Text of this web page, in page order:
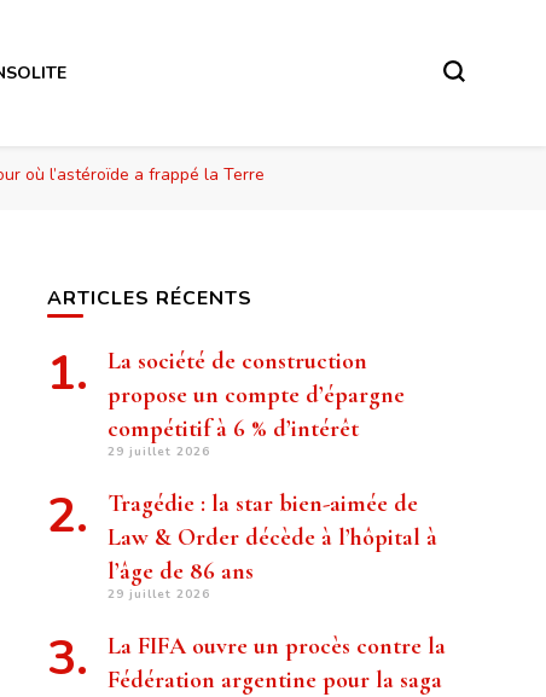
où l’astéroïde a frappé la Terre
ARTICLES RÉCENTS
La société de construction
propose un compte d’épargne
compétitif à 6 % d’intérêt
29 juillet 2026
Tragédie : la star bien-aimée de
Law & Order décède à l’hôpital à
l’âge de 86 ans
29 juillet 2026
La FIFA ouvre un procès contre la
Fédération argentine pour la saga